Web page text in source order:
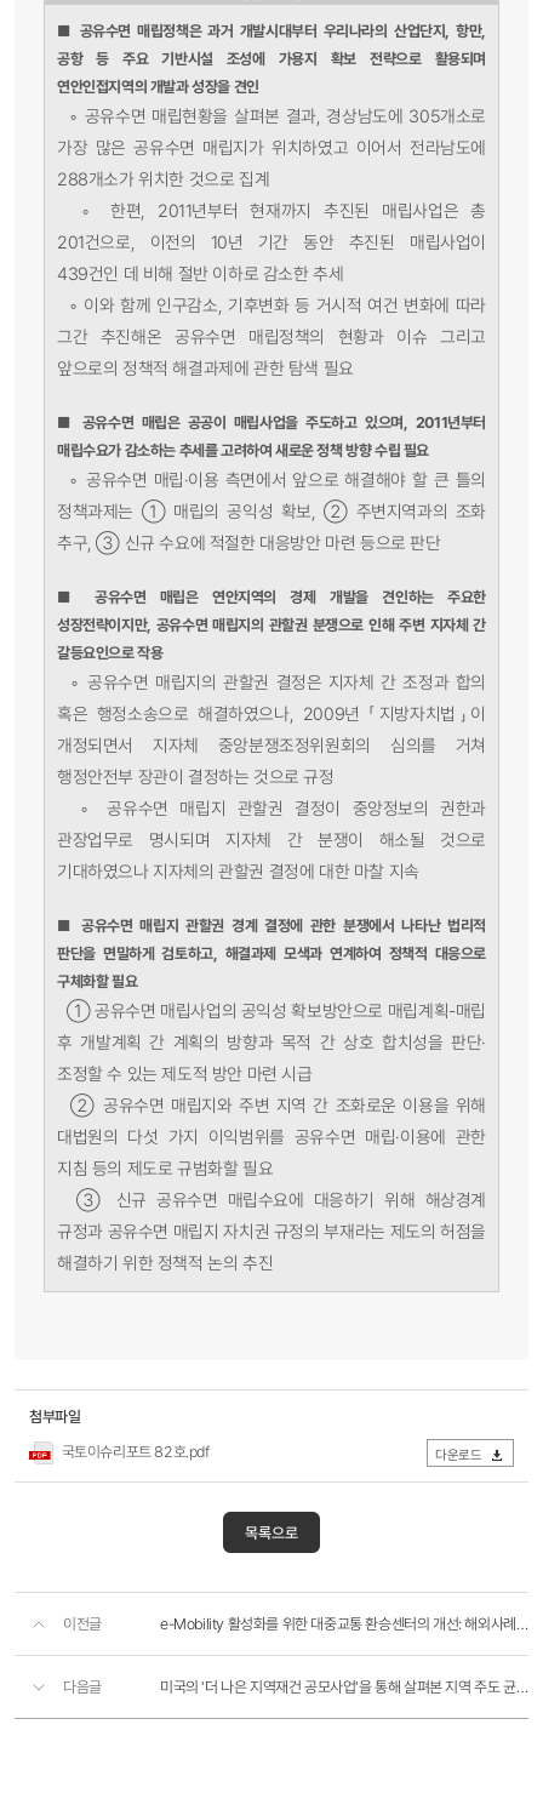
■ 공유수면 매립정책은 과거 개발시대부터 우리나라의 산업단지, 항만,
공항 등 주요 기반시설 조성에 가용지 확보 전략으로 활용되며
연안인접지역의 개발과 성장을 견인
◦ 공유수면 매립현황을 살펴본 결과, 경상남도에 305개소로
가장 많은 공유수면 매립지가 위치하였고 이어서 전라남도에
288개소가 위치한 것으로 집계
◦ 한편, 2011년부터 현재까지 추진된 매립사업은 총
201건으로, 이전의 10년 기간 동안 추진된 매립사업이
439건인 데 비해 절반 이하로 감소한 추세
◦ 이와 함께 인구감소, 기후변화 등 거시적 여건 변화에 따라
그간 추진해온 공유수면 매립정책의 현황과 이슈 그리고
앞으로의 정책적 해결과제에 관한 탐색 필요
■ 공유수면 매립은 공공이 매립사업을 주도하고 있으며, 2011년부터
매립수요가 감소하는 추세를 고려하여 새로운 정책 방향 수립 필요
◦ 공유수면 매립·이용 측면에서 앞으로 해결해야 할 큰 틀의
정책과제는 ➀ 매립의 공익성 확보, ➁ 주변지역과의 조화
추구, ➂ 신규 수요에 적절한 대응방안 마련 등으로 판단
■ 공유수면 매립은 연안지역의 경제 개발을 견인하는 주요한
성장전략이지만, 공유수면 매립지의 관할권 분쟁으로 인해 주변 지자체 간
갈등요인으로 작용
◦공유수면 매립지의 관할권 결정은 지자체 간 조정과 합의
혹은 행정소송으로 해결하였으나, 2009년 「지방자치법」이
개정되면서 지자체 중앙분쟁조정위원회의 심의를 거쳐
행정안전부 장관이 결정하는 것으로 규정
◦공유수면 매립지 관할권 결정이 중앙정보의 권한과
관장업무로 명시되며 지자체 간 분쟁이 해소될 것으로
기대하였으나 지자체의 관할권 결정에 대한 마찰 지속
■ 공유수면 매립지 관할권 경계 결정에 관한 분쟁에서 나타난 법리적
판단을 면밀하게 검토하고, 해결과제 모색과 연계하여 정책적 대응으로
구체화할 필요
①공유수면 매립사업의 공익성 확보방안으로 매립계획-매립
후 개발계획 간 계획의 방향과 목적 간 상호 합치성을 판단·
조정할 수 있는 제도적 방안 마련 시급
②공유수면 매립지와 주변 지역 간 조화로운 이용을 위해
대법원의 다섯 가지 이익범위를 공유수면 매립·이용에 관한
지침 등의 제도로 규범화할 필요
③
신규 공유수면 매립수요에 대응하기 위해 해상경계
규정과 공유수면 매립지 자치권 규정의 부재라는 제도의 허점을
해결하기 위한 정책적 논의 추진
첨부파일
국토이슈리포트 82호.pdf
다운로드
목록으로
이전글 e-Mobility 활성화를 위한 대중교통 환승센터의 개선: 해외사례 및 시사점
다음글 미국의 '더 나은 지역재건 공모사업'을 통해 살펴본 지역 주도 균형발전의 시사점